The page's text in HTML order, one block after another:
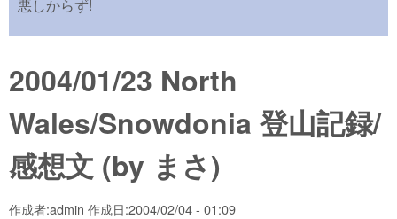
悪しからず!
2004/01/23 North
Wales/Snowdonia 登山記録/
感想文 (by まさ)
作成者:admin 作成日:2004/02/04 - 01:09